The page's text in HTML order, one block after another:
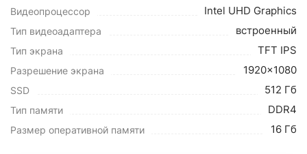
Видеопроцессор Intel UHD Graphics
Тип видеоадаптера встроенный
Тип экрана TFT IPS
Разрешение экрана 1920x1080
SSD 512 Гб
Тип памяти DDR4
Размер оперативной памяти 16 Гб